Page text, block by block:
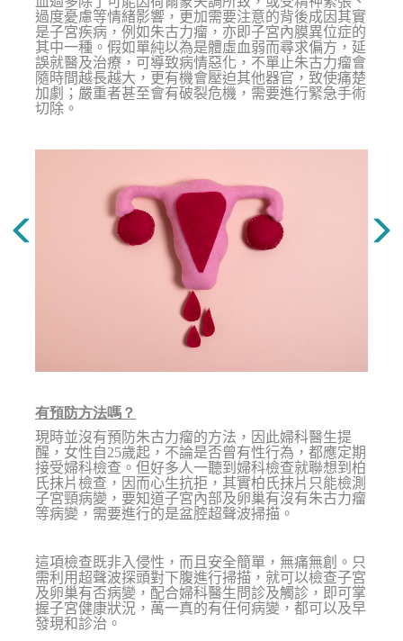
過度憂慮等情緒影響，更加需要注意的背後成因其實
是子宮疾病，例如朱古力瘤，亦即子宮內膜異位症的
其中一種。假如單純以為是體虛血弱而尋求偏方，延
誤就醫及治療，可導致病情惡化，不單止朱古力瘤會
隨時間越長越大，更有機會壓迫其他器官，致使痛楚
加劇；嚴重者甚至會有破裂危機，需要進行緊急手術
切除。
有預防方法嗎？
現時並沒有預防朱古力瘤的方法，因此婦科醫生提
醒，女性自25歲起，不論是否曾有性行為，都應定期
接受婦科檢查。但好多人一聽到婦科檢查就聯想到柏
氏抹片檢查，因而心生抗拒，其實柏氏抹片只能檢測
子宮頸病變，要知道子宮內部及卵巢有沒有朱古力瘤
等病變，需要進行的是盆腔超聲波掃描。
這項檢查既非入侵性，而且安全簡單，無痛無創。只
需利用超聲波探頭對下腹進行掃描，就可以檢查子宮
及卵巢有否病變，配合婦科醫生問診及觸診，即可掌
握子宮健康狀況，萬一真的有任何病變，都可以及早
發現和診治。